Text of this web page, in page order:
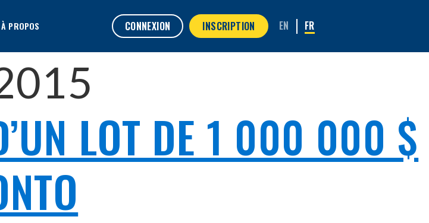
À PROPOS CONNEXION INSCRIPTION
LOT DE 1 000 000 $